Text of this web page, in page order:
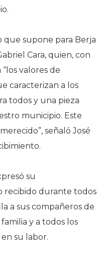
supone para Berja
Cara, quien, con
valores de
caracterizan a los
todos y una pieza
municipio. Este
señaló José
su
recibido durante todos
a sus compañeros de
y a todos los
su labor.